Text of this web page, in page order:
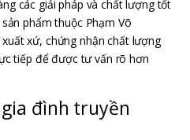
các giải pháp và chất lượng tốt
phẩm thuộc Phạm Võ
xứ, chứng nhận chất lượng
tiếp để được tư vấn rõ hơn
đình truyền